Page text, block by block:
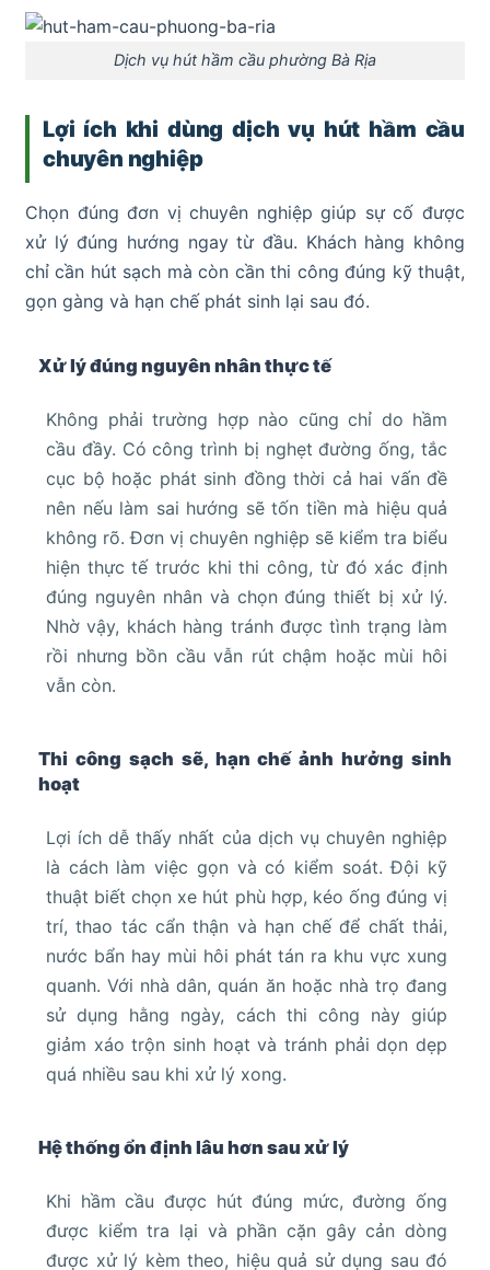
Dịch vụ hút hầm cầu phường Bà Rịa
Lợi ích khi dùng dịch vụ hút hầm cầu
chuyên nghiệp
Chọn đúng đơn vị chuyên nghiệp giúp sự cố được
xử lý đúng hướng ngay từ đầu. Khách hàng không
chỉ cần hút sạch mà còn cần thi công đúng kỹ thuật,
gọn gàng và hạn chế phát sinh lại sau đó.
Xử lý đúng nguyên nhân thực tế
Không phải trường hợp nào cũng chỉ do hầm
cầu đầy. Có công trình bị nghẹt đường ống, tắc
cục bộ hoặc phát sinh đồng thời cả hai vấn đề
nên nếu làm sai hướng sẽ tốn tiền mà hiệu quả
không rõ. Đơn vị chuyên nghiệp sẽ kiểm tra biểu
hiện thực tế trước khi thi công, từ đó xác định
đúng nguyên nhân và chọn đúng thiết bị xử lý.
Nhờ vậy, khách hàng tránh được tình trạng làm
rồi nhưng bồn cầu vẫn rút chậm hoặc mùi hôi
vẫn còn.
Thi công sạch sẽ, hạn chế ảnh hưởng sinh
hoạt
Lợi ích dễ thấy nhất của dịch vụ chuyên nghiệp
là cách làm việc gọn và có kiểm soát. Đội kỹ
thuật biết chọn xe hút phù hợp, kéo ống đúng vị
trí, thao tác cẩn thận và hạn chế để chất thải,
nước bẩn hay mùi hôi phát tán ra khu vực xung
quanh. Với nhà dân, quán ăn hoặc nhà trọ đang
sử dụng hằng ngày, cách thi công này giúp
giảm xáo trộn sinh hoạt và tránh phải dọn dẹp
quá nhiều sau khi xử lý xong.
Hệ thống ổn định lâu hơn sau xử lý
Khi hầm cầu được hút đúng mức, đường ống
được kiểm tra lại và phần cặn gây cản dòng
được xử lý kèm theo, hiệu quả sử dụng sau đó